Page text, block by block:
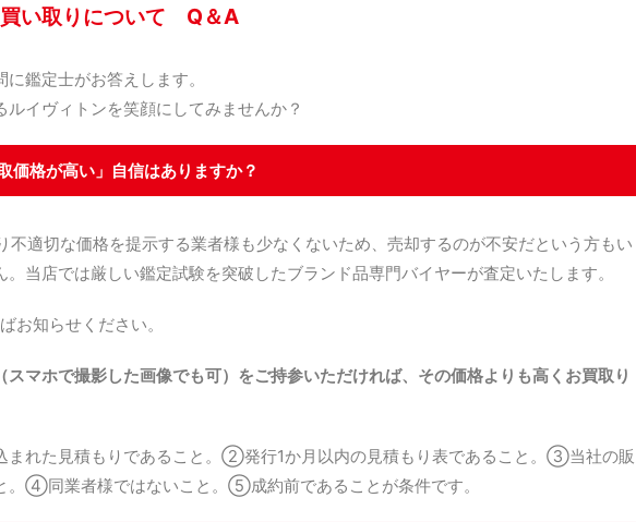
い取りについて Q＆A
鑑定士がお答えします。
ルイヴィトンを笑顔にしてみませんか？
格が高い」自信はありますか？
不適切な価格を提示する業者様も少なくないため、売却するのが不安だという方もい
当店では厳しい鑑定試験を突破したブランド品専門バイヤーが査定いたします。
お知らせください。
マホで撮影した画像でも可）をご持参いただければ、その価格よりも高くお買取り
れた見積もりであること。②発行1か月以内の見積もり表であること。③当社の販
。④同業者様ではないこと。⑤成約前であることが条件です。